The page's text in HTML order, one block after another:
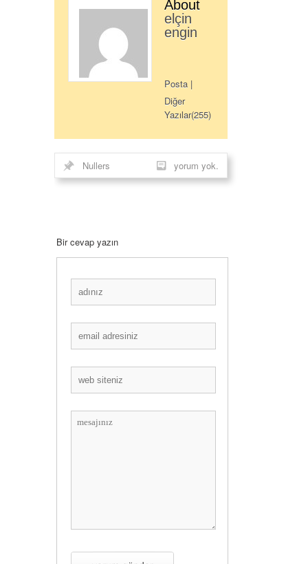
About
elçin
engin
Posta |
Diğer
Yazılar(255)
Nullers yorum yok.
Bir cevap yazın